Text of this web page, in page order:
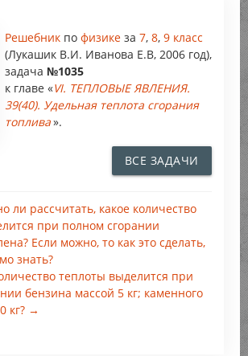
Решебник по физике за 7, 8, 9 класс
(Лукашик В.И. Иванова Е.В, 2006 год),
задача №1035
к главе «VI. ТЕПЛОВЫЕ ЯВЛЕНИЯ.
39(40). Удельная теплота сгорания
топлива».
ВСЕ ЗАДАЧИ
ли рассчитать, какое количество
при полном сгорании
Если можно, то как это сделать,
знать?
теплоты выделится при
бензина массой 5 кг; каменного
кг? →